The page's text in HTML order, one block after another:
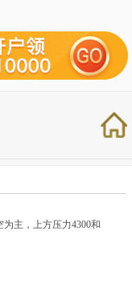
主，上方压力4300和